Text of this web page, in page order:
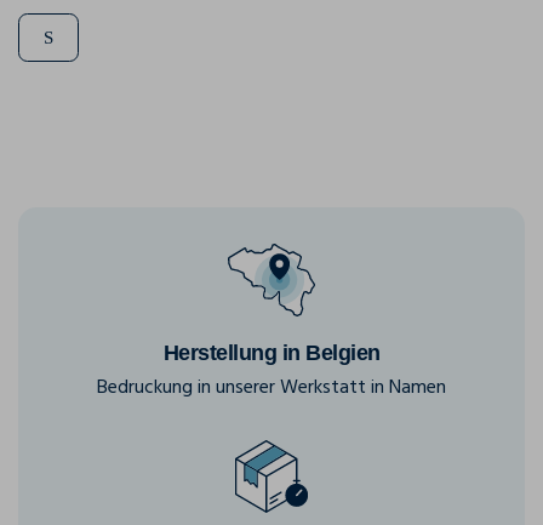
S
Herstellung in Belgien
Bedruckung in unserer Werkstatt in Namen